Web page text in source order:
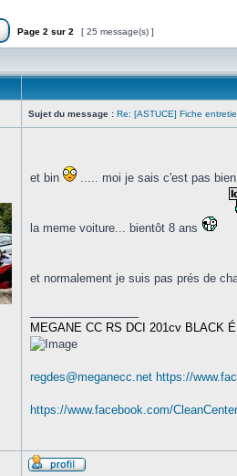
Page 2 sur 2 [ 25 message(s) ]
Sujet du message : Re: [ASTUCE] Fiche
et bin ..... moi je sais c'est pas
la meme voiture... bientôt 8 ans
et normalement je suis pas prés de
MEGANE CC RS DCI 201cv BLACK
regdes@meganecc.net https://
https://www.facebook.com/